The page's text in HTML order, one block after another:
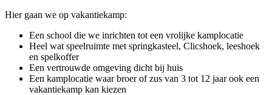
Hier gaan we op vakantiekamp:
Een school die we inrichten tot een vrolijke kamplocatie
Heel wat speelruimte met springkasteel, Clicshoek, leeshoek
en spelkoffer
Een vertrouwde omgeving dicht bij huis
Een kamplocatie waar broer of zus van 3 tot 12 jaar ook een
vakantiekamp kan kiezen